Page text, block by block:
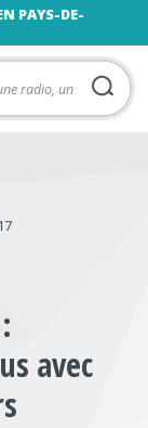
PAYS-DE-
avec